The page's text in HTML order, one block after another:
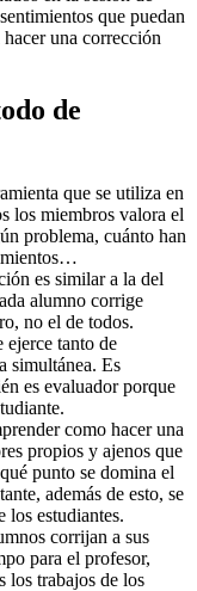
que puedan
una corrección
de
que se utiliza en
los miembros valora el
problema, cuánto han
es similar a la del
alumno corrige
no el de todos.
ejerce tanto de
simultánea. Es
es evaluador porque
como hacer una
propios y ajenos que
punto se domina el
además de esto, se
los estudiantes.
corrijan a sus
para el profesor,
los trabajos de los